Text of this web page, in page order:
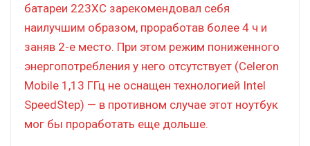
батареи 223XC зарекомендовал себя
наилучшим образом, проработав более 4 ч и
заняв 2-е место. При этом режим пониженного
энергопотребления у него отсутствует (Celeron
Mobile 1,13 ГГц не оснащен технологией Intel
SpeedStep) — в противном случае этот ноутбук
мог бы проработать еще дольше.